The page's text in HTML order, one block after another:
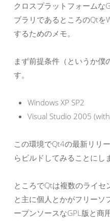
クロスプラットフォームな
ブラリであるところのQtを
するためのメモ。
まず前提条件（というか
す。
Windows XP SP2
Visual Studio 2005
この環境でQt4の最新リリ
らビルドしてみることにし
ところでQtは複数のライセ
と主に個人とかがフリーソ
ープンソースなGPL版と商